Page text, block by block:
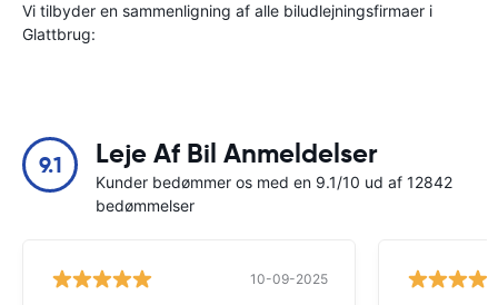
Vi tilbyder en sammenligning af alle biludlejningsfirmaer i
Glattbrug:
9.1 Leje Af Bil Anmeldelser
Kunder bedømmer os med en 9.1/10 ud af 12842
bedømmelser
10-09-2025